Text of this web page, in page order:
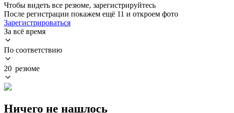
Чтобы видеть все резюме, зарегистрируйтесь
После регистрации покажем ещё 11 и откроем фото
Зарегистрироваться
За всё время
По соответствию
20 резюме
Ничего не нашлось